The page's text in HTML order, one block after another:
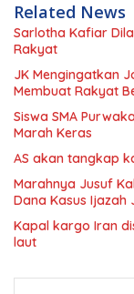
Related News
Sarlotha Kafiar
Rakyat
JK Mengingatkan
Membuat Rakyat
Siswa SMA
Marah Keras
AS akan tangkap
Marahnya Jusuf
Dana Kasus Ijazah
Kapal kargo Iran
laut